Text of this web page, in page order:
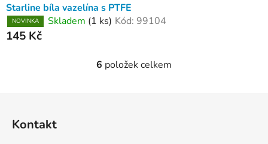
Starline bíla vazelína s PTFE
NOVINKA Skladem (1 ks) Kód: 99104
145 Kč
O
6 položek celkem
Kontakt